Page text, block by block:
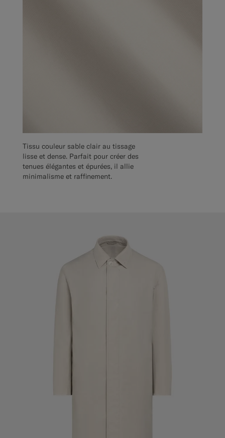
Tissu couleur sable clair au tissage
lisse et dense. Parfait pour créer des
tenues élégantes et épurées, il allie
minimalisme et raffinement.